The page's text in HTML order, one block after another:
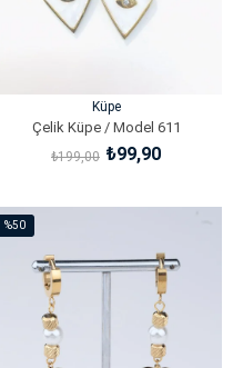
Küpe
Çelik Küpe / Model 611
₺99,90
₺199,00
%50
%50İndirim